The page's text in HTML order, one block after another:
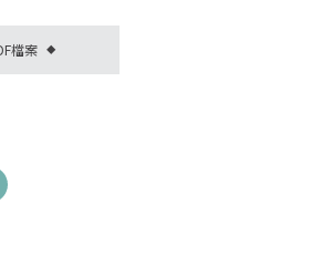
檔案 ◆